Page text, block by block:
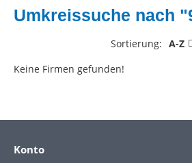
Umkreissuche nach
Sortierung: A-Z
Keine Firmen gefunden!
Konto